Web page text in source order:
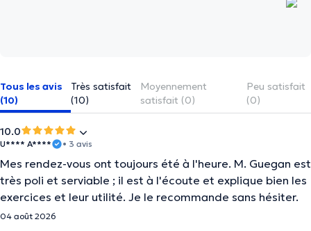
Tous les avis
(10)
Très satisfait
(10)
Moyennement
satisfait (0)
Peu satisfait
(0)
10.0
U**** A**** • 3 avis
Mes rendez-vous ont toujours été à l'heure. M. Guegan est
très poli et serviable ; il est à l'écoute et explique bien les
exercices et leur utilité. Je le recommande sans hésiter.
04 août 2026